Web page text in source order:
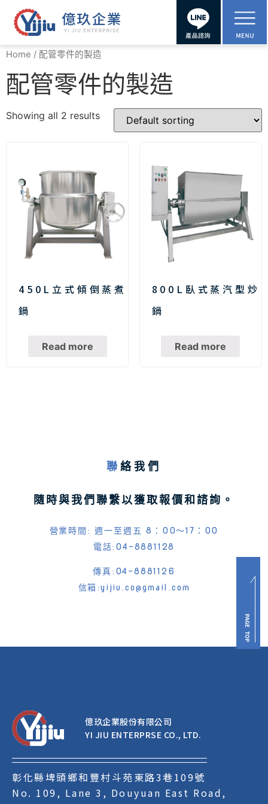
Home / 配管零件的製造
配管零件的製造
Showing all 2 results
450L立式傾倒蒸煮
鍋
Read more
800L臥式蒸汽型炒
鍋
Read more
聯絡我們
隨時與我們聯繫以獲取報價和諮詢。
營業時間: 週一至週五 8：00～17：00
電話:04-8881128
傳真:04-8881126
信箱:yijiu.co@gmail.com
億玖企業股份有限公司
YI JIU ENTERPRSE CO., LTD.
彰化縣埤頭鄉和豐村斗苑東路3巷109號
No. 109, Lane 3, Douyuan East Road,